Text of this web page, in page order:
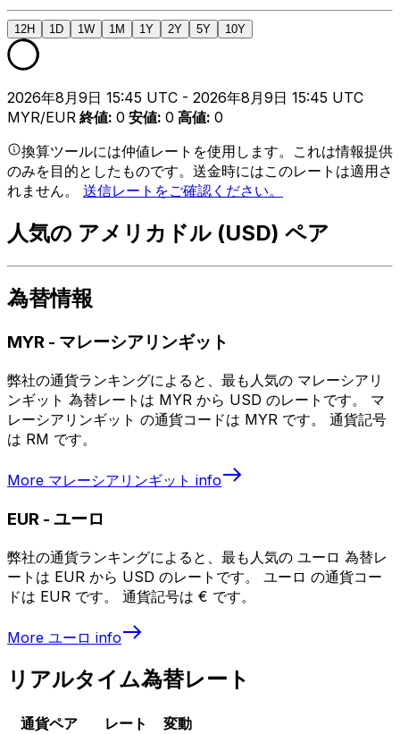
12H 1D 1W 1M 1Y 2Y 5Y 10Y
2026年8月9日 15:45 UTC - 2026年8月9日 15:45 UTC
MYR/EUR 終値: 0 安値: 0 高値: 0
換算ツールには仲値レートを使用します。これは情報提供
のみを目的としたものです。送金時にはこのレートは適用さ
れません。 送信レートをご確認ください。
人気の アメリカドル (USD) ペア
為替情報
MYR - マレーシアリンギット
弊社の通貨ランキングによると、最も人気の マレーシアリ
ンギット 為替レートは MYR から USD のレートです。 マ
レーシアリンギット の通貨コードは MYR です。 通貨記号
は RM です。
More マレーシアリンギット info
EUR - ユーロ
弊社の通貨ランキングによると、最も人気の ユーロ 為替レ
ートは EUR から USD のレートです。 ユーロ の通貨コー
ドは EUR です。 通貨記号は € です。
More ユーロ info
リアルタイム為替レート
通貨ペア レート
変動